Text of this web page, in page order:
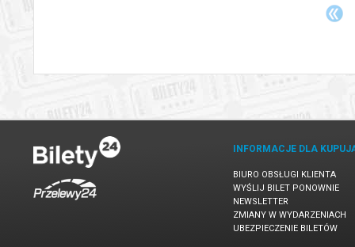
INFORMACJE DLA
BIURO OBSŁUGI KLIENTA
WYŚLIJ BILET PONOWNIE
NEWSLETTER
ZMIANY W WYDARZENIACH
UBEZPIECZENIE BILETÓW